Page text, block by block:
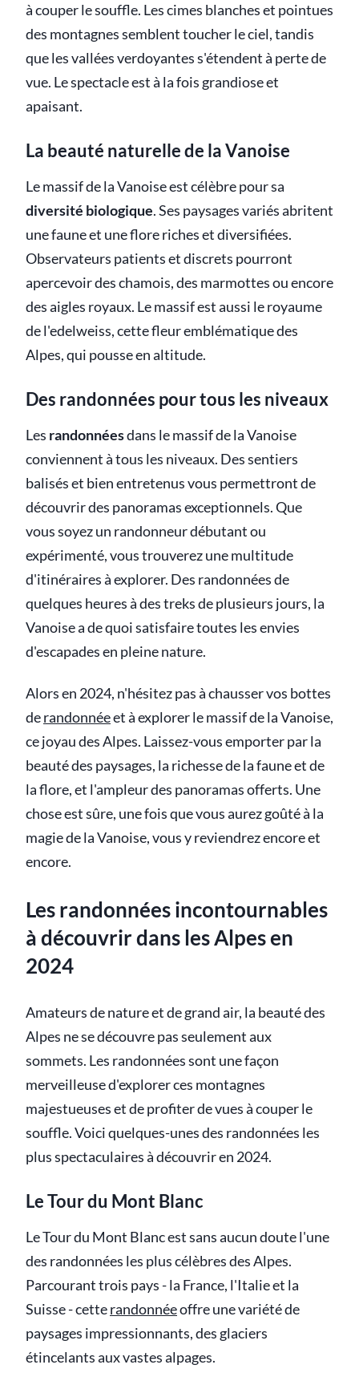
à couper le souffle. Les cimes blanches et pointues
des montagnes semblent toucher le ciel, tandis
que les vallées verdoyantes s'étendent à perte de
vue. Le spectacle est à la fois grandiose et
apaisant.
La beauté naturelle de la Vanoise
Le massif de la Vanoise est célèbre pour sa
diversité biologique. Ses paysages variés abritent
une faune et une flore riches et diversifiées.
Observateurs patients et discrets pourront
apercevoir des chamois, des marmottes ou encore
des aigles royaux. Le massif est aussi le royaume
de l'edelweiss, cette fleur emblématique des
Alpes, qui pousse en altitude.
Des randonnées pour tous les niveaux
Les randonnéesdans le massif de la Vanoise
conviennent à tous les niveaux. Des sentiers
balisés et bien entretenus vous permettront de
découvrir des panoramas exceptionnels. Que
vous soyez un randonneur débutant ou
expérimenté, vous trouverez une multitude
d'itinéraires à explorer. Des randonnées de
quelques heures à des treks de plusieurs jours, la
Vanoise a de quoi satisfaire toutes les envies
d'escapades en pleine nature.
Alors en 2024, n'hésitez pas à chausser vos bottes
derandonnéeet à explorer le massif de la Vanoise,
ce joyau des Alpes. Laissez-vous emporter par la
beauté des paysages, la richesse de la faune et de
la flore, et l'ampleur des panoramas offerts. Une
chose est sûre, une fois que vous aurez goûté à la
magie de la Vanoise, vous y reviendrez encore et
encore.
Les randonnées incontournables
à découvrir dans les Alpes en
2024
Amateurs de nature et de grand air, la beauté des
Alpes ne se découvre pas seulement aux
sommets. Les randonnées sont une façon
merveilleuse d'explorer ces montagnes
majestueuses et de profiter de vues à couper le
souffle. Voici quelques-unes des randonnées les
plus spectaculaires à découvrir en 2024.
Le Tour du Mont Blanc
Le Tour du Mont Blanc est sans aucun doute l'une
des randonnées les plus célèbres des Alpes.
Parcourant trois pays - la France, l'Italie et la
Suisse - cetterandonnéeoffre une variété de
paysages impressionnants, des glaciers
étincelants aux vastes alpages.